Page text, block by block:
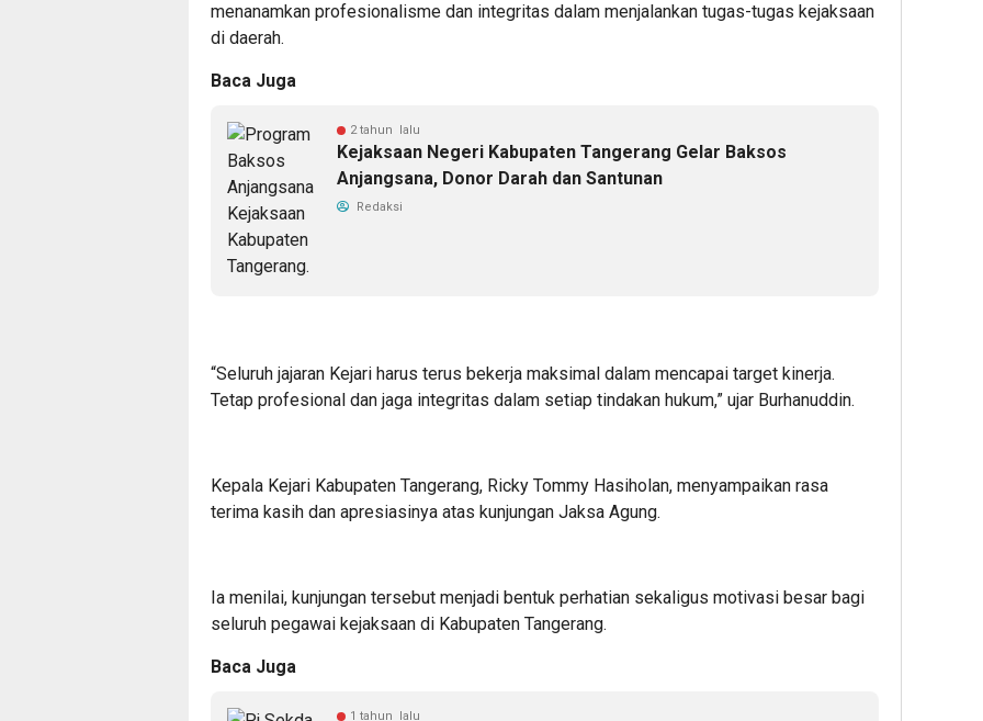
menanamkan profesionalisme dan integritas dalam menjalankan tugas-tugas kejaksaan
di daerah.
Baca Juga
2 tahun lalu
Kejaksaan Negeri Kabupaten Tangerang Gelar Baksos
Anjangsana, Donor Darah dan Santunan
Redaksi
“Seluruh jajaran Kejari harus terus bekerja maksimal dalam mencapai target kinerja.
Tetap profesional dan jaga integritas dalam setiap tindakan hukum,” ujar Burhanuddin.
Kepala Kejari Kabupaten Tangerang, Ricky Tommy Hasiholan, menyampaikan rasa
terima kasih dan apresiasinya atas kunjungan Jaksa Agung.
Ia menilai, kunjungan tersebut menjadi bentuk perhatian sekaligus motivasi besar bagi
seluruh pegawai kejaksaan di Kabupaten Tangerang.
Baca Juga
1 tahun lalu